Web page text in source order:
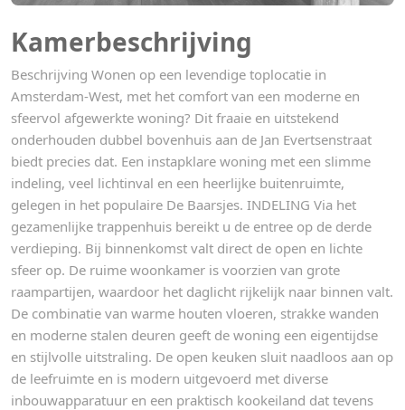
Kamerbeschrijving
Beschrijving Wonen op een levendige toplocatie in
Amsterdam-West, met het comfort van een moderne en
sfeervol afgewerkte woning? Dit fraaie en uitstekend
onderhouden dubbel bovenhuis aan de Jan Evertsenstraat
biedt precies dat. Een instapklare woning met een slimme
indeling, veel lichtinval en een heerlijke buitenruimte,
gelegen in het populaire De Baarsjes. INDELING Via het
gezamenlijke trappenhuis bereikt u de entree op de derde
verdieping. Bij binnenkomst valt direct de open en lichte
sfeer op. De ruime woonkamer is voorzien van grote
raampartijen, waardoor het daglicht rijkelijk naar binnen valt.
De combinatie van warme houten vloeren, strakke wanden
en moderne stalen deuren geeft de woning een eigentijdse
en stijlvolle uitstraling. De open keuken sluit naadloos aan op
de leefruimte en is modern uitgevoerd met diverse
inbouwapparatuur en een praktisch kookeiland dat tevens